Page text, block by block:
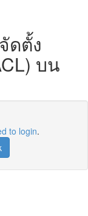
ดตั้ง
บน
to login.